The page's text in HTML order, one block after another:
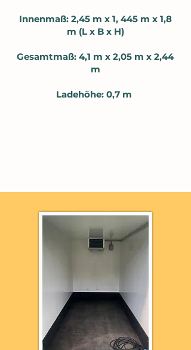
Innenmaß: 2,45 m x 1, 445 m x 1,8
m (L x B x H)
Gesamtmaß: 4,1 m x 2,05 m x 2,44
m
Ladehöhe: 0,7 m